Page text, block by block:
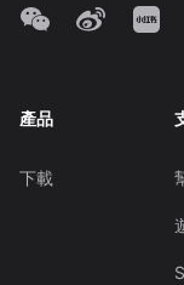
產品
下載